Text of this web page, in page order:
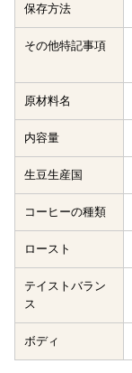
保存方法
その他特記事項
原材料名
内容量
生豆生産国
コーヒーの種類
ロースト
テイストバラン
ス
ボディ